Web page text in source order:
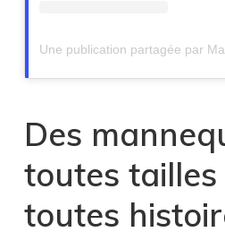
Des
toutes tailles
toutes